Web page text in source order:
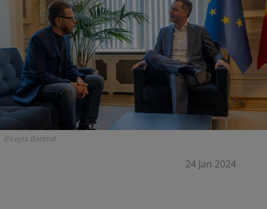
©Leyts Barend
24 Jan 2024